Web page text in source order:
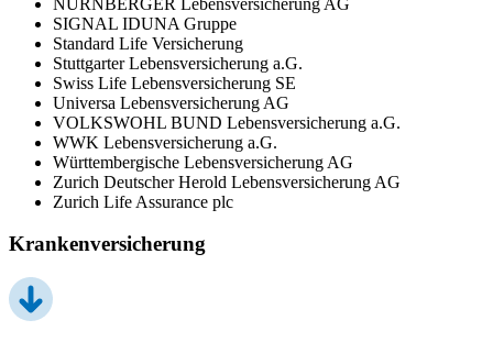
SIGNAL IDUNA Gruppe
Standard Life Versicherung
Stuttgarter Lebensversicherung a.G.
Swiss Life Lebensversicherung SE
Universa Lebensversicherung AG
VOLKSWOHL BUND Lebensversicherung a.G.
WWK Lebensversicherung a.G.
Württembergische Lebensversicherung AG
Zurich Deutscher Herold Lebensversicherung AG
Zurich Life Assurance plc
Krankenversicherung